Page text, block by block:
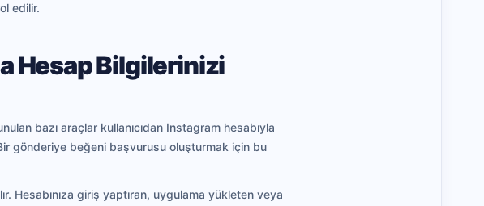
edilir.
Hesap Bilgilerinizi
bazı araçlar kullanıcıdan Instagram hesabıyla
gönderiye beğeni başvurusu oluşturmak için bu
Hesabınıza giriş yaptıran, uygulama yükleten veya